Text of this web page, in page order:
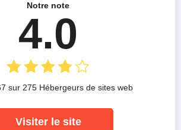
Notre note
4.0
sur 275 Hébergeurs de sites web
Visiter le site